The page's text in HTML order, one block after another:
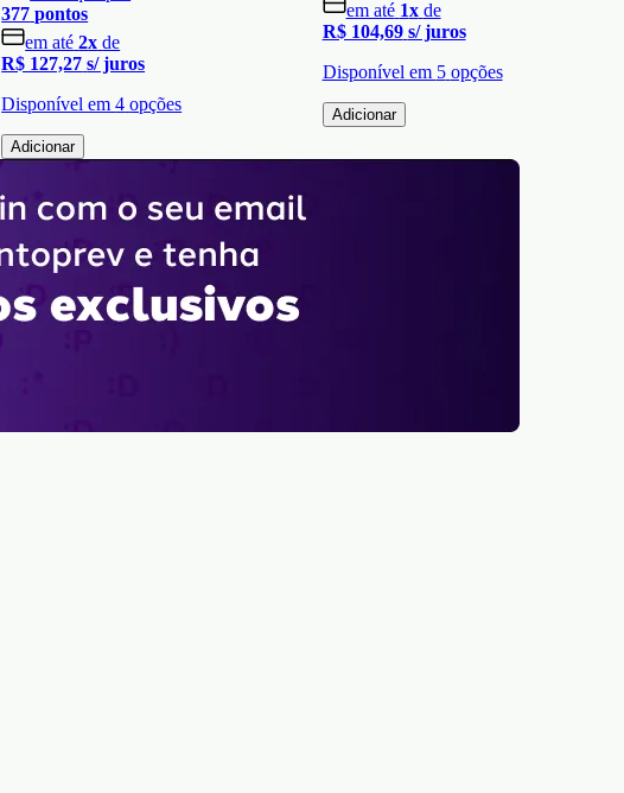
377 pontos
em até 2x de
R$ 127,27 s/ juros
Disponível em4 opções
Adicionar
em até 1x de
R$ 104,69 s/ juros
Disponível em 5 opções
Adicionar